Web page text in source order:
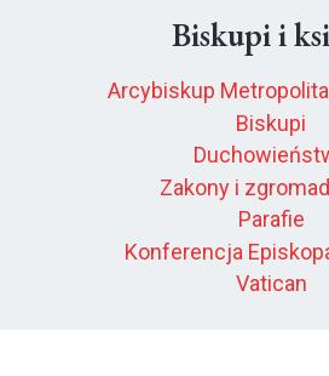
Biskupi i
Arcybiskup
Biskupi
Zakony i
Parafie
Konferencja
Vatican